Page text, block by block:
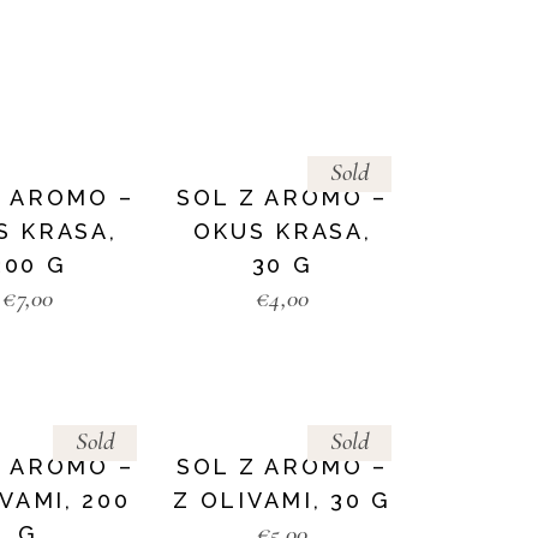
AROMO –
KRASA,
G
€7,00
Sold
SOL Z AROMO –
OKUS KRASA,
30 G
€4,00
Sold
AROMO –
200
Sold
SOL Z AROMO –
Z OLIVAMI, 30 G